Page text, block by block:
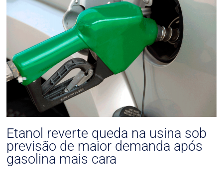
Etanol reverte queda na usina sob
previsão de maior demanda após
gasolina mais cara